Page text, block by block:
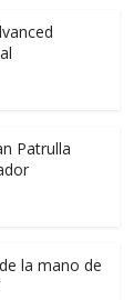
Patrulla
la mano de